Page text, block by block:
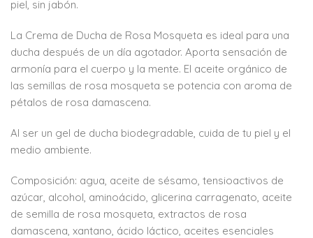
piel, sin jabón.
La Crema de Ducha de Rosa Mosqueta es ideal para una
ducha después de un día agotador. Aporta sensación de
armonía para el cuerpo y la mente. El aceite orgánico de
las semillas de rosa mosqueta se potencia con aroma de
pétalos de rosa damascena.
Al ser un gel de ducha biodegradable, cuida de tu piel y el
medio ambiente.
Composición: agua, aceite de sésamo, tensioactivos de
azúcar, alcohol, aminoácido, glicerina carragenato, aceite
de semilla de rosa mosqueta, extractos de rosa
damascena, xantano, ácido láctico, aceites esenciales